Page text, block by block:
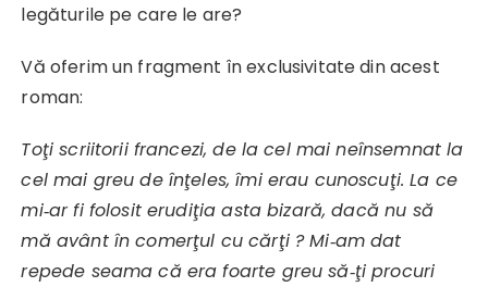
legăturile pe care le are?
Vă oferim un fragment în exclusivitate din acest
roman:
Toţi scriitorii francezi, de la cel mai neînsemnat la
cel mai greu de înţeles, îmi erau cunoscuţi. La ce
mi‑ar fi folosit erudiţia asta bizară, dacă nu să
mă avânt în comerţul cu cărţi ? Mi‑am dat
repede seama că era foarte greu să‑ţi procuri